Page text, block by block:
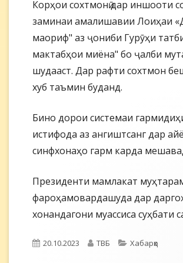
Корҳои сохтмонӣ дар иншооти
заминаи амалишавии Лоиҳаи
маориф" аз ҷониби Гурӯҳи
мактабҳои миёна" бо ҷалби
шудааст. Дар рафти сохтмон
хуб таъмин буданд.
Бино дорои системаи
истифода аз ангиштсанг дар
синфхонаҳо гарм карда
Президенти мамлакат
фароҳамовардашуда дар
хонандагони муассиса суҳбати
Опубликовано
20.10.2023 Автор
ТВБ Рубрики
Хабарҳо